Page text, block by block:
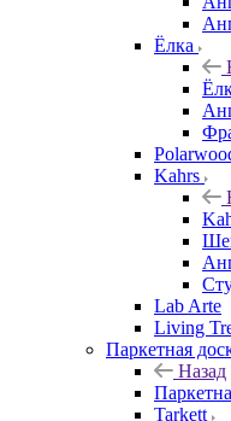
Ёлка
Kahrs
Lab Arte
Living
Паркетная
Назад
Tarkett